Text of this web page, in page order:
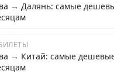
→ Далянь: самые
→ Китай: самые